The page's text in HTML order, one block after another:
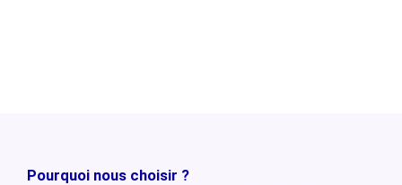
Pourquoi nous choisir ?